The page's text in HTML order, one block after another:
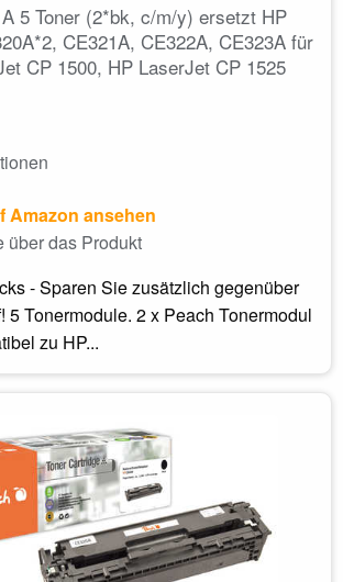
5 Toner (2*bk, c/m/y) ersetzt HP
CE321A, CE322A, CE323A für
CP 1500, HP LaserJet CP 1525
Amazon ansehen
das Produkt
- Sparen Sie zusätzlich gegenüber
5 Tonermodule. 2 x Peach Tonermodul
zu HP...